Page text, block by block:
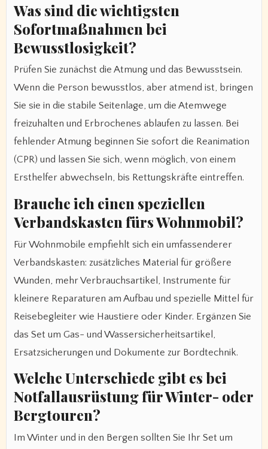
Was sind die wichtigsten
Sofortmaßnahmen bei
Bewusstlosigkeit?
Prüfen Sie zunächst die Atmung und das Bewusstsein.
Wenn die Person bewusstlos, aber atmend ist, bringen
Sie sie in die stabile Seitenlage, um die Atemwege
freizuhalten und Erbrochenes ablaufen zu lassen. Bei
fehlender Atmung beginnen Sie sofort die Reanimation
(CPR) und lassen Sie sich, wenn möglich, von einem
Ersthelfer abwechseln, bis Rettungskräfte eintreffen.
Brauche ich einen speziellen
Verbandskasten fürs Wohnmobil?
Für Wohnmobile empfiehlt sich ein umfassenderer
Verbandskasten: zusätzliches Material für größere
Wunden, mehr Verbrauchsartikel, Instrumente für
kleinere Reparaturen am Aufbau und spezielle Mittel für
Reisebegleiter wie Haustiere oder Kinder. Ergänzen Sie
das Set um Gas- und Wassersicherheitsartikel,
Ersatzsicherungen und Dokumente zur Bordtechnik.
Welche Unterschiede gibt es bei
Notfallausrüstung für Winter- oder
Bergtouren?
Im Winter und in den Bergen sollten Sie Ihr Set um